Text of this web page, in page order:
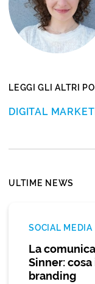
LEGGI GLI ALTRI
DIGITAL
ULTIME NEWS
SOCIAL MEDIA
La
Sinner:
branding